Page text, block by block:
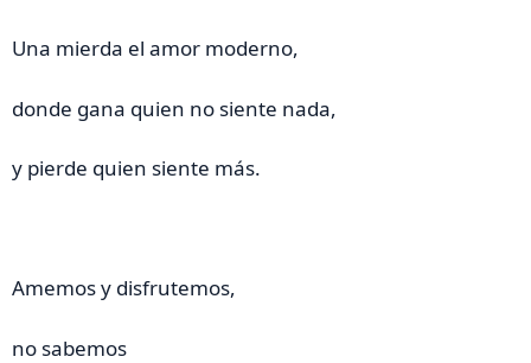
Una mierda el amor moderno,
donde gana quien no siente nada,
y pierde quien siente más.
Amemos y disfrutemos,
no sabemos